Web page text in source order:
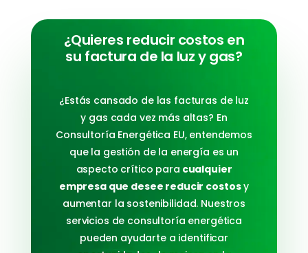
¿Quieres reducir costos en
su factura de la luz y gas?
¿Estás cansado de las facturas de luz
y gas cada vez más altas? En
Consultoría Energética EU, entendemos
que la gestión de la energía es un
aspecto crítico para cualquier
empresa que desee reducir costosy
aumentar la sostenibilidad. Nuestros
servicios de consultoría energética
pueden ayudarte a identificar